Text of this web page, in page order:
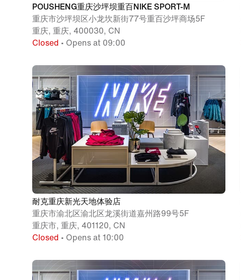
POUSHENG重庆沙坪坝重百NIKE SPORT-M
重庆市沙坪坝区小龙坎新街77号重百沙坪商场5F
重庆, 重庆, 400030, CN
Closed • Opens at 09:00
耐克重庆新光天地体验店
重庆市渝北区渝北区龙溪街道嘉州路99号5F
重庆市, 重庆, 401120, CN
Closed • Opens at 10:00